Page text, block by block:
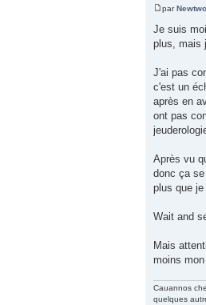
par
Je suis
plus, mais
J'ai pas
c'est un
après en
ont pas
Après vu
donc ça
plus que
Wait and
Mais
moins
Cauannos
quelques